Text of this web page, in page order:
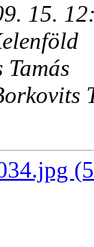
15.